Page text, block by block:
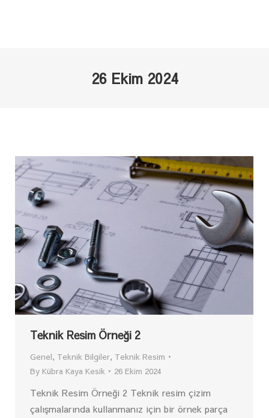
26 Ekim 2024
Teknik Resim Örneği 2
Genel, Teknik Bilgiler, Teknik Resim
By Kübra Kaya Kesik 26 Ekim 2024
Teknik Resim Örneği 2 Teknik resim çizim
çalışmalarında kullanmanız için bir örnek parça